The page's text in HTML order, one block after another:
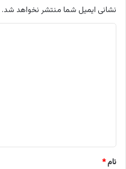
نشانی ایمیل شما منتشر نخواهد شد.
نام*